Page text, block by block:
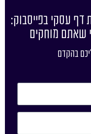
דף עסקי בפייסבוק:
שאתם מוחקים
בהקדם